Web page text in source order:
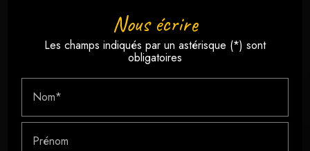
Nous écrire
Les champs indiqués par un astérisque (*) sont
obligatoires
Nom*
Prénom